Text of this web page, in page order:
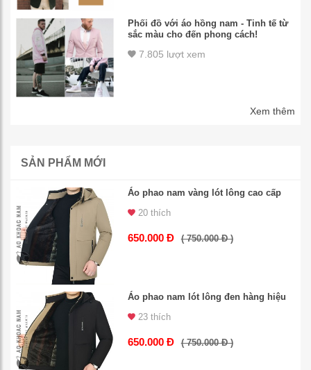
Phối đồ với áo hồng nam - Tinh tế từ
sắc màu cho đến phong cách!
7.805 lượt xem
Xem thêm
SẢN PHẨM MỚI
Áo phao nam vàng lót lông cao cấp
20 thích
650.000 Đ ( 750.000 Đ )
Áo phao nam lót lông đen hàng hiệu
23 thích
650.000 Đ ( 750.000 Đ )